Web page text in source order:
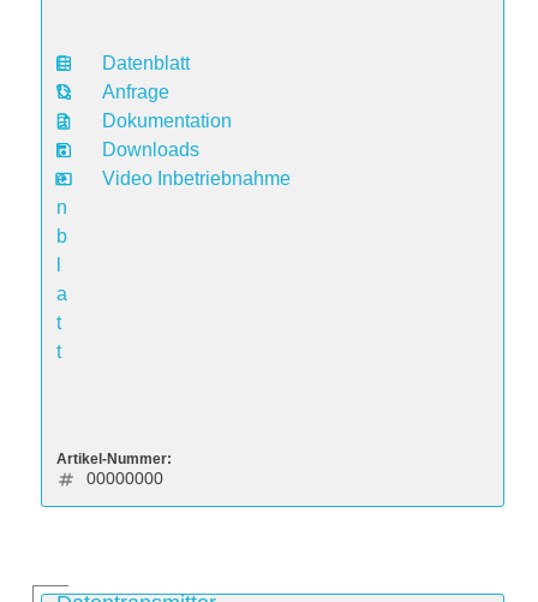
D
a
t
e
n
b
a
t
t
Datenblatt
Anfrage
Dokumentation
Downloads
Video Inbetriebnahme
Artikel-Nummer:
00000000